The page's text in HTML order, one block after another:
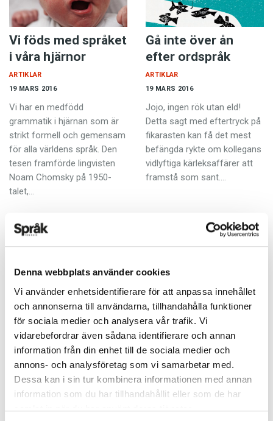
Denna webbplats använder cookies
Vi använder enhetsidentifierare för att anpassa innehållet
och annonserna till användarna, tillhandahålla funktioner
för sociala medier och analysera vår trafik. Vi
vidarebefordrar även sådana identifierare och annan
information från din enhet till de sociala medier och
annons- och analysföretag som vi samarbetar med.
Dessa kan i sin tur kombinera informationen med annan
information som du har tillhandahållit eller som de har
samlat in när du har använt deras tjänster.
Vi föds med språket
i våra hjärnor
19 MARS 2016
ARTIKLAR
Vi har en medfödd
grammatik i hjärnan som är
strikt formell och gemensam
för alla världens språk. Den
tesen framförde lingvisten
Noam Chomsky på 1950-
talet,…
Gå inte över ån
efter ordspråk
19 MARS 2016
ARTIKLAR
Jojo, ingen rök utan eld!
Detta sagt med eftertryck på
fikarasten kan få det mest
befängda rykte om kollegans
vidlyftiga kärleksaffärer att
framstå som sant.…
Spela mer – höj
betygen i engelska
19 MARS 2016
ARTIKLAR
Elever som spelar datorspel
minst fem timmar i veckan
får bättre betyg och lyckas
bättre på nationella prov i
Din glada röst
smittar av sig på
humöret
19 MARS 2016
ARTIKLAR
Om du talar med en positiv
ton kommer du också att bli
gladare. Den slutsatsen drar